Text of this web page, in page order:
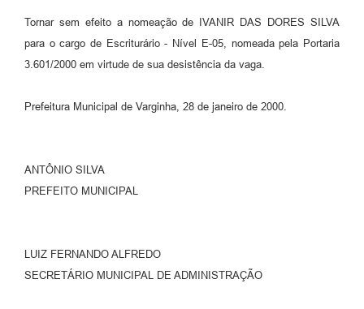
Tornar sem efeito a nomeação de IVANIR DAS DORES SILVA
para o cargo de Escriturário - Nível E-05, nomeada pela Portaria
3.601/2000 em virtude de sua desistência da vaga.
Prefeitura Municipal de Varginha, 28 de janeiro de 2000.
ANTÔNIO SILVA
PREFEITO MUNICIPAL
LUIZ FERNANDO ALFREDO
SECRETÁRIO MUNICIPAL DE ADMINISTRAÇÃO